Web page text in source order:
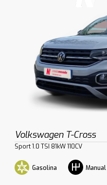
Volkswagen T-Cross
Sport 1.0 TSI 81kW 110CV
Gasolina Manual